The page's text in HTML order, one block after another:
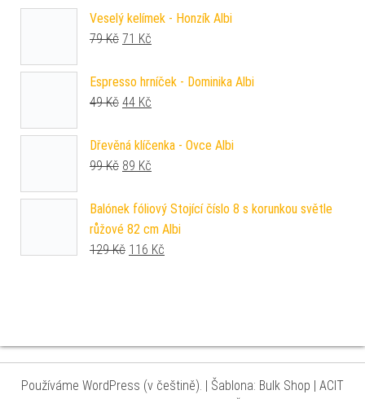
Veselý kelímek - Honzík Albi
79Kč Původní cena byla: 79 Kč.
71 Kč
Espresso hrníček - Dominika Albi
49Kč Původní cena byla: 49 Kč.
44 Kč
Dřevěná klíčenka - Ovce Albi
99Kč Původní cena byla: 99 Kč.
89 Kč
Balónek fóliový Stojící číslo 8 s korunkou světle
růžové 82 cm Albi
129Kč Původní cena byla: 129 Kč.
116 Kč
Používáme WordPress (v češtině). | Šablona: Bulk Shop | ACIT